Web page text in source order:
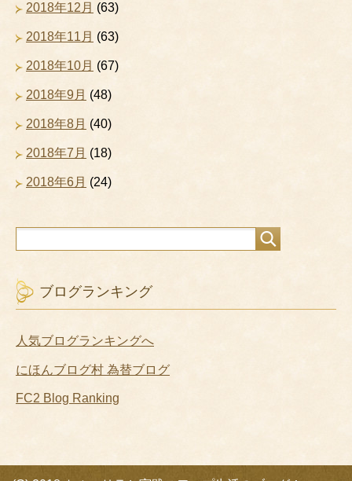
2018年12月 (63)
2018年11月 (63)
2018年10月 (67)
2018年9月 (48)
2018年8月 (40)
2018年7月 (18)
2018年6月 (24)
ブログランキング
人気ブログランキングへ
にほんブログ村 為替ブログ
FC2 Blog Ranking